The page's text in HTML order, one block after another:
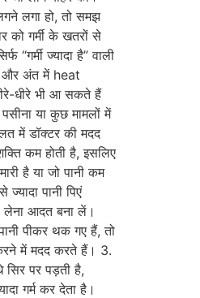
लगा हो, तो समझ
गर्मी के खतरों से
ज्यादा है” वाली
और अंत में heat
धीरे भी आ सकते हैं
या कुछ मामलों में
में डॉक्टर की मदद
कम होती है, इसलिए
है या जो पानी कम
पानी पिएं
लेना आदत बना लें।
पीकर थक गए हैं, तो
में मदद करते हैं। 3.
पर पड़ती है,
गर्म कर देता है।